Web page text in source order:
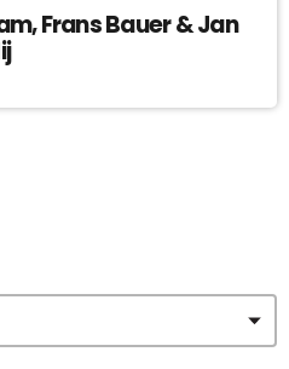
Frans Bauer & Jan